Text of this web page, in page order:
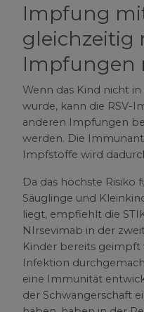
Impfung
gleichzeitig
Impfungen
Wenn das Kind nicht
wurde, kann die RSV-
anderen Impfungen
werden. Die
Impfstoffe wird
Da das höchste Risiko
Säuglinge und
liegt, empfiehlt die
NIrsevimab in der
Kinder bereits geimpft
Infektion
eine Immunität
der Schwangerschaft